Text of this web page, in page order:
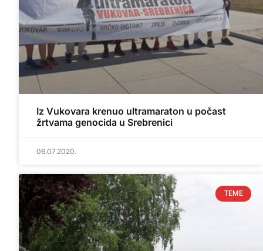
Iz Vukovara krenuo ultramaraton u počast
žrtvama genocida u Srebrenici
06.07.2020.
TEME